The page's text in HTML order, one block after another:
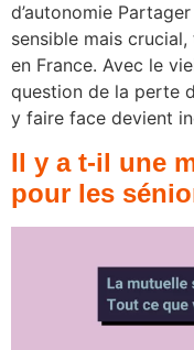
d’autonomie
sensible mais
en France. Avec le
question de la perte
y faire face devient
Il y a t-il une
pour les